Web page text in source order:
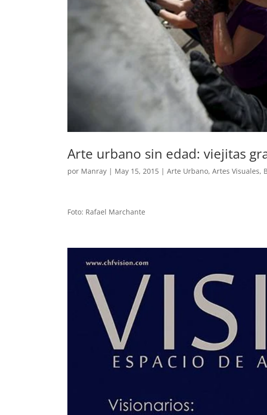
Arte urbano sin edad: viejitas
por Manray | May 15, 2015 |Arte Urbano,Artes Visuales,
Foto: Rafael Marchante